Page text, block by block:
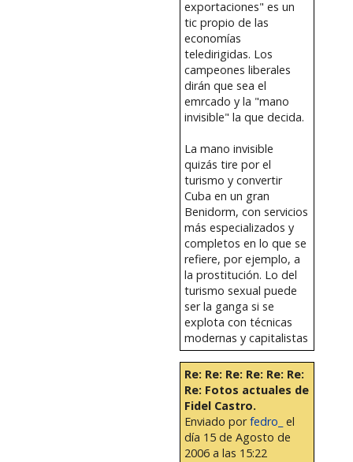
exportaciones" es un
tic propio de las
economías
teledirigidas. Los
campeones liberales
dirán que sea el
emrcado y la "mano
invisible" la que decida.
La mano invisible
quizás tire por el
turismo y convertir
Cuba en un gran
Benidorm, con servicios
más especializados y
completos en lo que se
refiere, por ejemplo, a
la prostitución. Lo del
turismo sexual puede
ser la ganga si se
explota con técnicas
modernas y capitalistas
Re: Re: Re: Re: Re: Re:
Re: Fotos actuales de
Fidel Castro.
Enviado porfedro_ el
día 15 de Agosto de
2006 a las 15:22